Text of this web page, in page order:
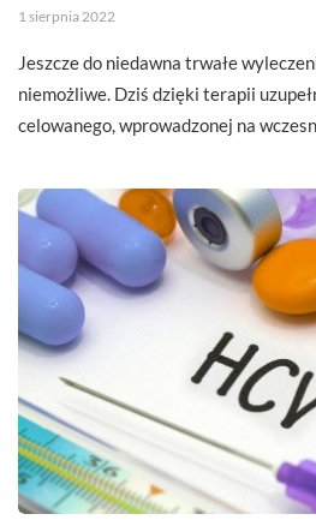
1 sierpnia 2022
Jeszcze do niedawna trwałe
niemożliwe. Dziś dzięki terapii
celowanego, wprowadzonej na